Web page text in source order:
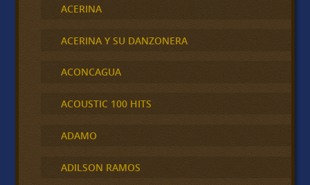
ACERINA
ACERINA Y SU DANZONERA
ACONCAGUA
ACOUSTIC 100 HITS
ADAMO
ADILSON RAMOS